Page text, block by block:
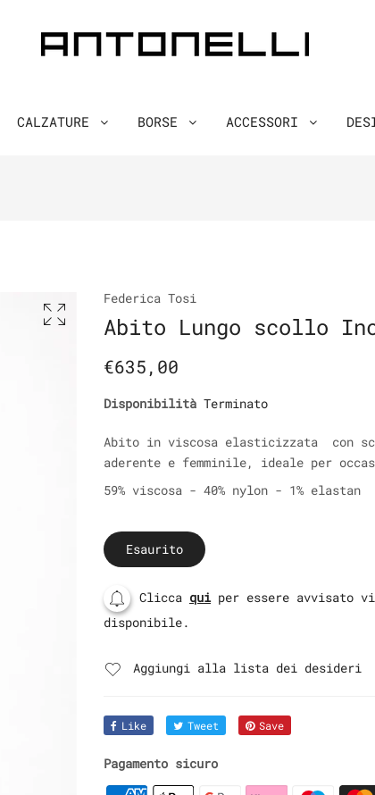
CALZATURE BORSE ACCESSORI
Federica Tosi
Abito Lungo scollo
€635,00
Disponibilità Terminato
Abito in viscosa elasticizzata con
aderente e femminile, ideale per
59% viscosa - 40% nylon - 1% elastan
Esaurito
Clicca qui per essere avvisato
disponibile.
Aggiungi alla lista dei desideri
Like Tweet Save
Pagamento sicuro